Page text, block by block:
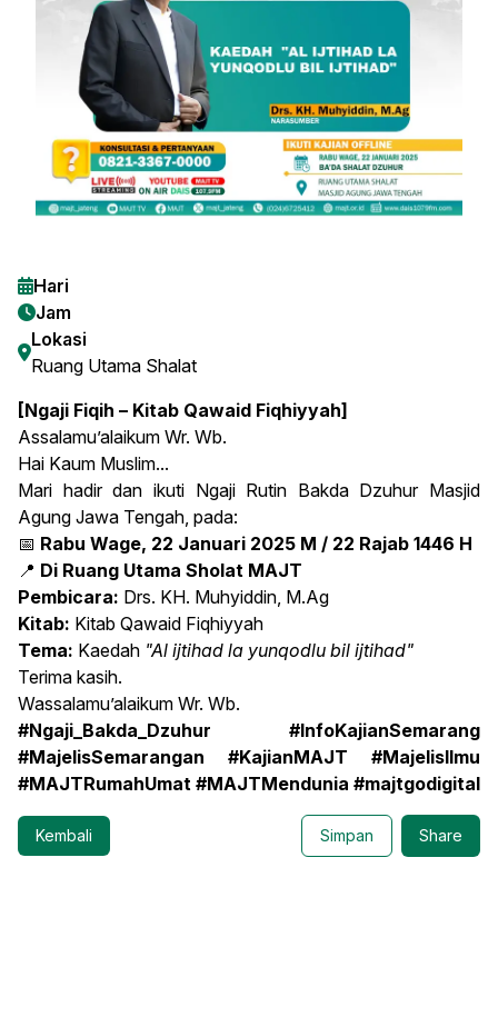
Hari
Jam
Lokasi
Ruang Utama Shalat
[Ngaji Fiqih – Kitab Qawaid Fiqhiyyah]
Assalamu’alaikum Wr. Wb.
Hai Kaum Muslim...
Mari hadir dan ikuti Ngaji Rutin Bakda Dzuhur Masjid
Agung Jawa Tengah, pada:
📅 Rabu Wage, 22 Januari 2025 M / 22 Rajab 1446 H
📍 Di Ruang Utama Sholat MAJT
Pembicara: Drs. KH. Muhyiddin, M.Ag
Kitab: Kitab Qawaid Fiqhiyyah
Tema: Kaedah "Al ijtihad la yunqodlu bil ijtihad"
Terima kasih.
Wassalamu’alaikum Wr. Wb.
#Ngaji_Bakda_Dzuhur #InfoKajianSemarang
#MajelisSemarangan #KajianMAJT #MajelisIlmu
#MAJTRumahUmat #MAJTMendunia #majtgodigital
Kembali Simpan Share